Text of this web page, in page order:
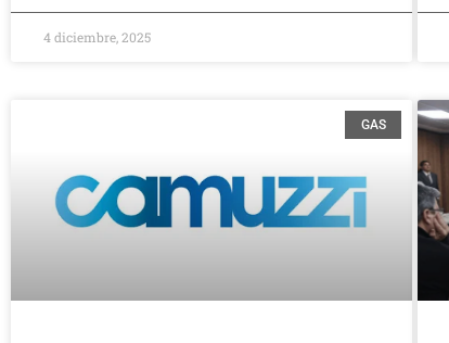
4 diciembre, 2025
GAS